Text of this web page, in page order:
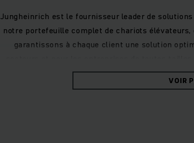
Jungheinrich est le fournisseur leader de
notre portefeuille complet de chariots
garantissons à chaque client une solution
environnements de stockage individuels et les
meilleurs solution est
VOIR